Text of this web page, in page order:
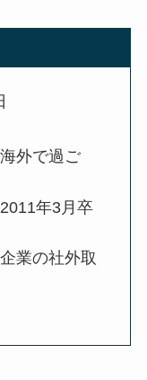
外で過ご
年3月卒
業の社外取